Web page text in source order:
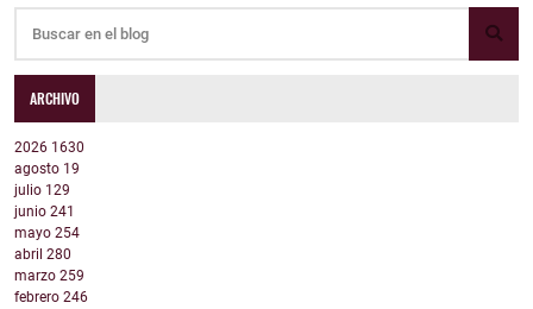
ARCHIVO
2026 1630
agosto 19
julio 129
junio 241
mayo 254
abril 280
marzo 259
febrero 246